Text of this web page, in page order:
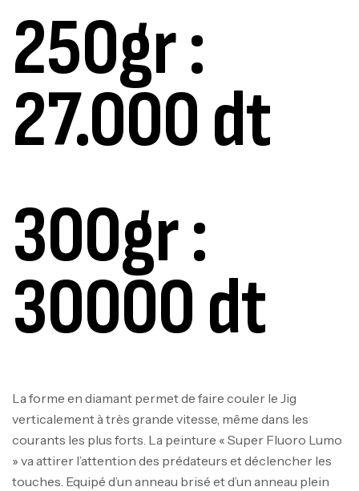
250gr :
27.000 dt
300gr :
30000 dt
La forme en diamant permet de faire couler le Jig
verticalement à très grande vitesse, même dans les
courants les plus forts. La peinture « Super Fluoro Lumo
» va attirer l’attention des prédateurs et déclencher les
touches. Equipé d’un anneau brisé et d’un anneau plein